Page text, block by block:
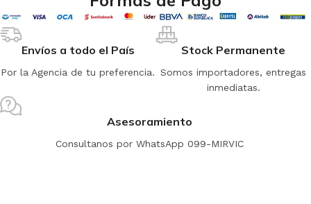
Envíos a todo el País
Por la Agencia de tu preferencia.
Stock Permanente
Somos importadores, entregas
inmediatas.
Asesoramiento
Consultanos por WhatsApp 099-MIRVIC